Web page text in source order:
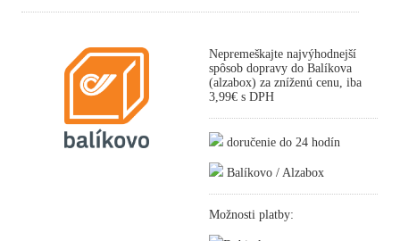
Nepremeškajte najvýhodnejší
spôsob dopravy do Balíkova
(alzabox) za zníženú cenu, iba
3,99€ s DPH
doručenie do 24 hodín
Balíkovo / Alzabox
Možnosti platby: